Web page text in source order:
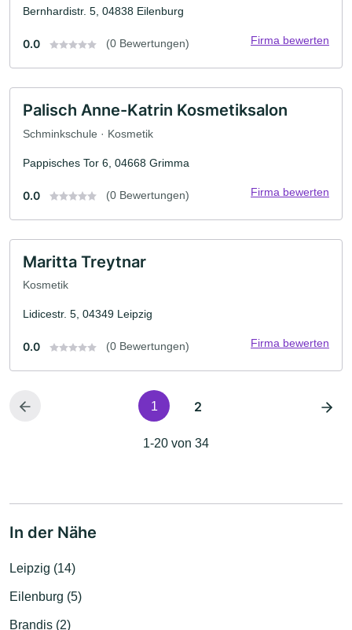
Bernhardistr. 5, 04838 Eilenburg
0.0 (0 Bewertungen) Firma bewerten
Palisch Anne-Katrin Kosmetiksalon
Schminkschule · Kosmetik
Pappisches Tor 6, 04668 Grimma
0.0 (0 Bewertungen) Firma bewerten
Maritta Treytnar
Kosmetik
Lidicestr. 5, 04349 Leipzig
0.0 (0 Bewertungen) Firma bewerten
1 2
1-20 von 34
In der Nähe
Leipzig (14)
Eilenburg (5)
Brandis (2)